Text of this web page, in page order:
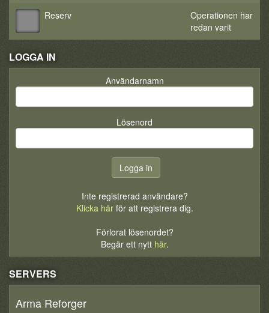
Reserv
Operationen har
redan varit
LOGGA IN
Användarnamn
Lösenord
Inte registrerad användare?
Klicka härför att registrera dig.
Förlorat lösenordet?
Begär ett nytt här.
SERVERS
Arma Reforger